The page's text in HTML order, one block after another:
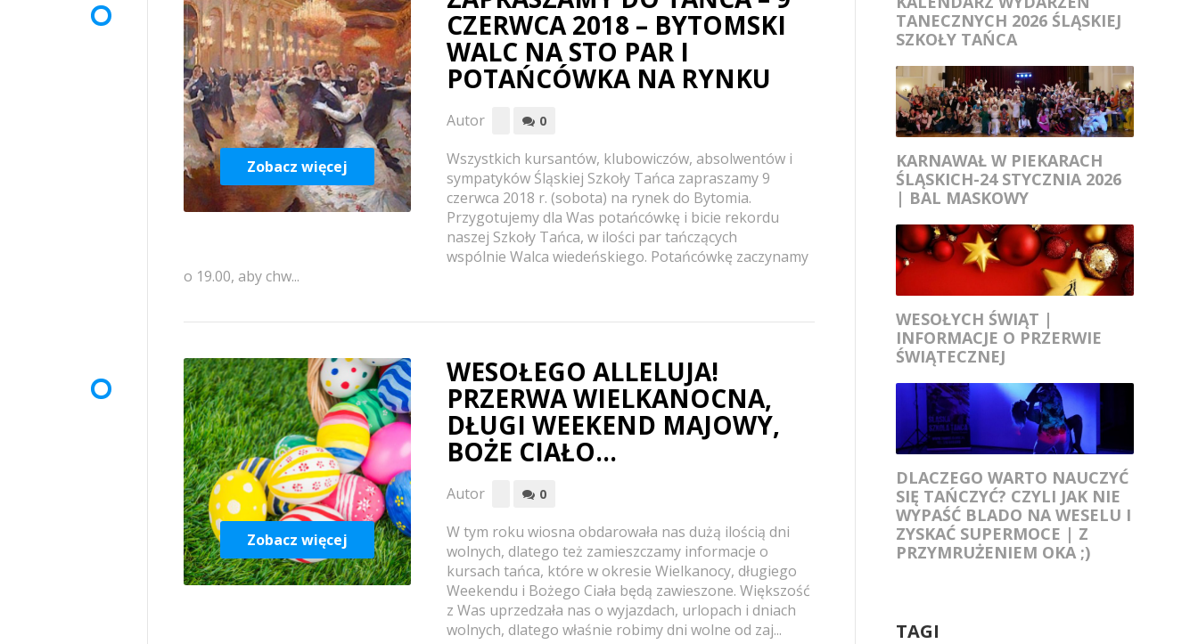
Zobacz więcej
CZERWCA 2018 – BYTOMSKI
WALC NA STO PAR I
POTAŃCÓWKA NA RYNKU
Autor 0
Wszystkich kursantów, klubowiczów, absolwentów i
sympatyków Śląskiej Szkoły Tańca zapraszamy 9
czerwca 2018 r. (sobota) na rynek do Bytomia.
Przygotujemy dla Was potańcówkę i bicie rekordu
naszej Szkoły Tańca, w ilości par tańczących
wspólnie Walca wiedeńskiego. Potańcówkę zaczynamy
o 19.00, aby chw...
Zobacz więcej
WESOŁEGO ALLELUJA!
PRZERWA WIELKANOCNA,
DŁUGI WEEKEND MAJOWY,
BOŻE CIAŁO…
Autor 0
W tym roku wiosna obdarowała nas dużą ilością dni
wolnych, dlatego też zamieszczamy informacje o
kursach tańca, które w okresie Wielkanocy, długiego
Weekendu i Bożego Ciała będą zawieszone. Większość
z Was uprzedzała nas o wyjazdach, urlopach i dniach
wolnych, dlatego właśnie robimy dni wolne od zaj...
TANECZNYCH 2026 ŚLĄSKIEJ
SZKOŁY TAŃCA
KARNAWAŁ W PIEKARACH
ŚLĄSKICH-24 STYCZNIA 2026
| BAL MASKOWY
WESOŁYCH ŚWIĄT |
INFORMACJE O PRZERWIE
ŚWIĄTECZNEJ
DLACZEGO WARTO NAUCZYĆ
SIĘ TAŃCZYĆ? CZYLI JAK NIE
WYPAŚĆ BLADO NA WESELU I
ZYSKAĆ SUPERMOCE | Z
PRZYMRUŻENIEM OKA ;)
TAGI